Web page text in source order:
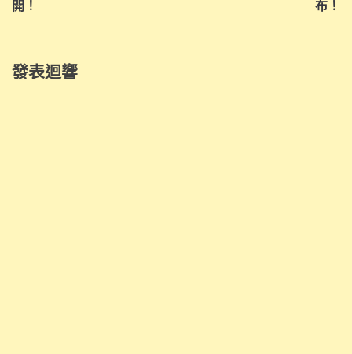
開！ 布！
發表迴響